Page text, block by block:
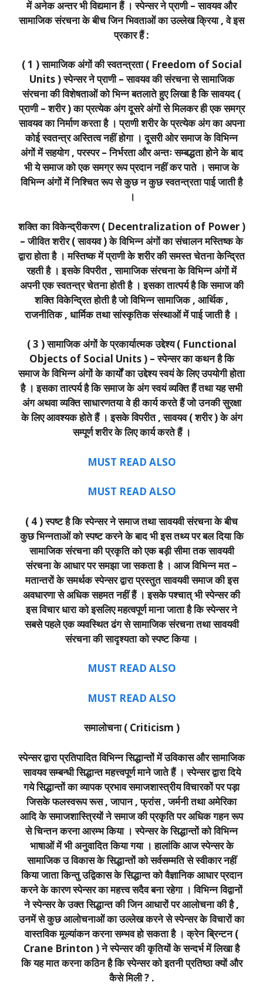
में अनेक अन्तर भी विद्यमान हैं । स्पेन्सर ने प्राणी – सावयव और
सामाजिक संरचना के बीच जिन भिवताओं का उल्लेख क्रिया , वे इस
प्रकार हैं :
( 1 ) सामाजिक अंगों की स्वतन्त्रता ( Freedom of Social
Units ) स्पेन्सर ने प्राणी – सावयव की संरचना से सामाजिक
संरचना की विशेषताओं को भिन्न बतलाते हुए लिखा है कि सावयद (
प्राणी – शरीर ) का प्रत्येक अंग दूसरे अंगों से मिलकर ही एक समग्र
सावयव का निर्माण करता है । प्राणी शरीर के प्रत्येक अंग का अपना
कोई स्वतन्त्र अस्तित्व नहीं होगा । दूसरी ओर समाज के विभिन्न
अंगों में सहयोग , परस्पर – निर्भरता और अन्तः सम्बद्धता होने के बाद
भी ये समाज को एक समग्र रूप प्रदान नहीं कर पाते । समाज के
विभिन्न अंगों में निश्चित रूप से कुछ न कुछ स्वतन्त्रता पाई जाती है
।
शक्ति का विकेन्द्रीकरण ( Decentralization of Power )
– जीवित शरीर ( सावयव ) के विभिन्न अंगों का संचालन मस्तिष्क के
द्वारा होता है । मस्तिष्क में प्राणी के शरीर की समस्त चेतना केन्द्रित
रहती है । इसके विपरीत , सामाजिक संरचना के विभिन्न अंगों में
अपनी एक स्वतन्त्र चेतना होती है । इसका तात्पर्य है कि समाज की
शक्ति विकेन्द्रित होती है जो विभिन्न सामाजिक , आर्थिक ,
राजनीतिक , धार्मिक तथा सांस्कृतिक संस्थाओं में पाई जाती है ।
( 3 ) सामाजिक अंगों के प्रकार्यात्मक उद्देश्य ( Functional
Objects of Social Units ) – स्पेन्सर का कथन है कि
समाज के विभिन्न अंगों के कार्यों का उद्देश्य स्वयं के लिए उपयोगी होता
है । इसका तात्पर्य है कि समाज के अंग स्वयं व्यक्ति हैं तथा यह सभी
अंग अथवा व्यक्ति साधारणतया वे ही कार्य करते हैं जो उनकी सुरक्षा
के लिए आवश्यक होते हैं । इसके विपरीत , सावयव ( शरीर ) के अंग
सम्पूर्ण शरीर के लिए कार्य करते हैं ।
MUST READ ALSO
MUST READ ALSO
( 4 ) स्पष्ट है कि स्पेन्सर ने समाज तथा सावयवी संरचना के बीच
कुछ भिन्नताओं को स्पष्ट करने के बाद भी इस तथ्य पर बल दिया कि
सामाजिक संरचना की प्रकृति को एक बड़ी सीमा तक सावयवी
संरचना के आधार पर समझा जा सकता है । आज विभिन्न मत –
मतान्तरों के समर्थक स्पेन्सर द्वारा प्रस्तुत सावयवी समाज की इस
अवधारणा से अधिक सहमत नहीं हैं । इसके पश्चात् भी स्पेन्सर की
इस विचार धारा को इसलिए महत्वपूर्ण माना जाता है कि स्पेन्सर ने
सबसे पहले एक व्यवस्थित ढंग से सामाजिक संरचना तथा सावयवी
संरचना की सादृश्यता को स्पष्ट किया ।
MUST READ ALSO
MUST READ ALSO
समालोचना ( Criticism )
स्पेन्सर द्वारा प्रतिपादित विभिन्न सिद्धान्तों में उविकास और सामाजिक
सावयव सम्बन्धी सिद्धान्त महत्त्वपूर्ण माने जाते हैं । स्पेन्सर द्वारा दिये
गये सिद्धान्तों का व्यापक प्रभाव समाजशास्त्रीय विचारकों पर पड़ा
जिसके फलस्वरूप रूस , जापान , फ्रांस , जर्मनी तथा अमेरिका
आदि के समाजशास्त्रियों ने समाज की प्रकृति पर अधिक गहन रूप
से चिन्तन करना आरम्भ किया । स्पेन्सर के सिद्धान्तों को विभिन्न
भाषाओं में भी अनुवादित किया गया । हालांकि आज स्पेन्सर के
सामाजिक उ विकास के सिद्धान्तों को सर्वसम्मति से स्वीकार नहीं
किया जाता किन्तु उद्विकास के सिद्धान्त को वैज्ञानिक आधार प्रदान
करने के कारण स्पेन्सर का महत्त्व सदैव बना रहेगा । विभिन्न विद्वानों
ने स्पेन्सर के उक्त सिद्धान्त की जिन आधारों पर आलोचना की है ,
उनमें से कुछ आलोचनाओं का उल्लेख करने से स्पेन्सर के विचारों का
वास्तविक मूल्यांकन करना सम्भव हो सकता है । क्रेन ब्रिन्टन (
Crane Brinton ) ने स्पेन्सर की कृतियों के सन्दर्भ में लिखा है
कि यह मात करना कठिन है कि स्पेन्सर को इतनी प्रतिष्ठा क्यों और
कैसे मिली ? .